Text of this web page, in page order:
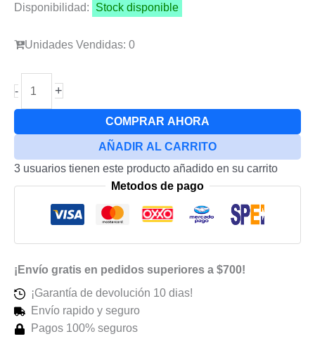
Disponibilidad: Stock disponible
Unidades Vendidas: 0
-
Conector
Fpc
Bateria
Con
Samsung
+
COMPRAR AHORA
AÑADIR AL CARRITO
3 usuarios tienen este producto añadido en su carrito
Metodos de pago
¡Envío gratis en pedidos superiores a $700!
¡Garantía de devolución 10 dias!
Envío rapido y seguro
Pagos 100% seguros